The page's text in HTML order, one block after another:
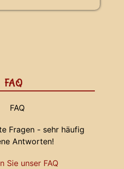
FAQ
Fragen - sehr häufig
Antworten!
Sie unser FAQ